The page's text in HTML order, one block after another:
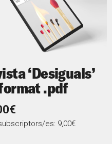
‘Desiguals’
.pdf
es: 9,00€